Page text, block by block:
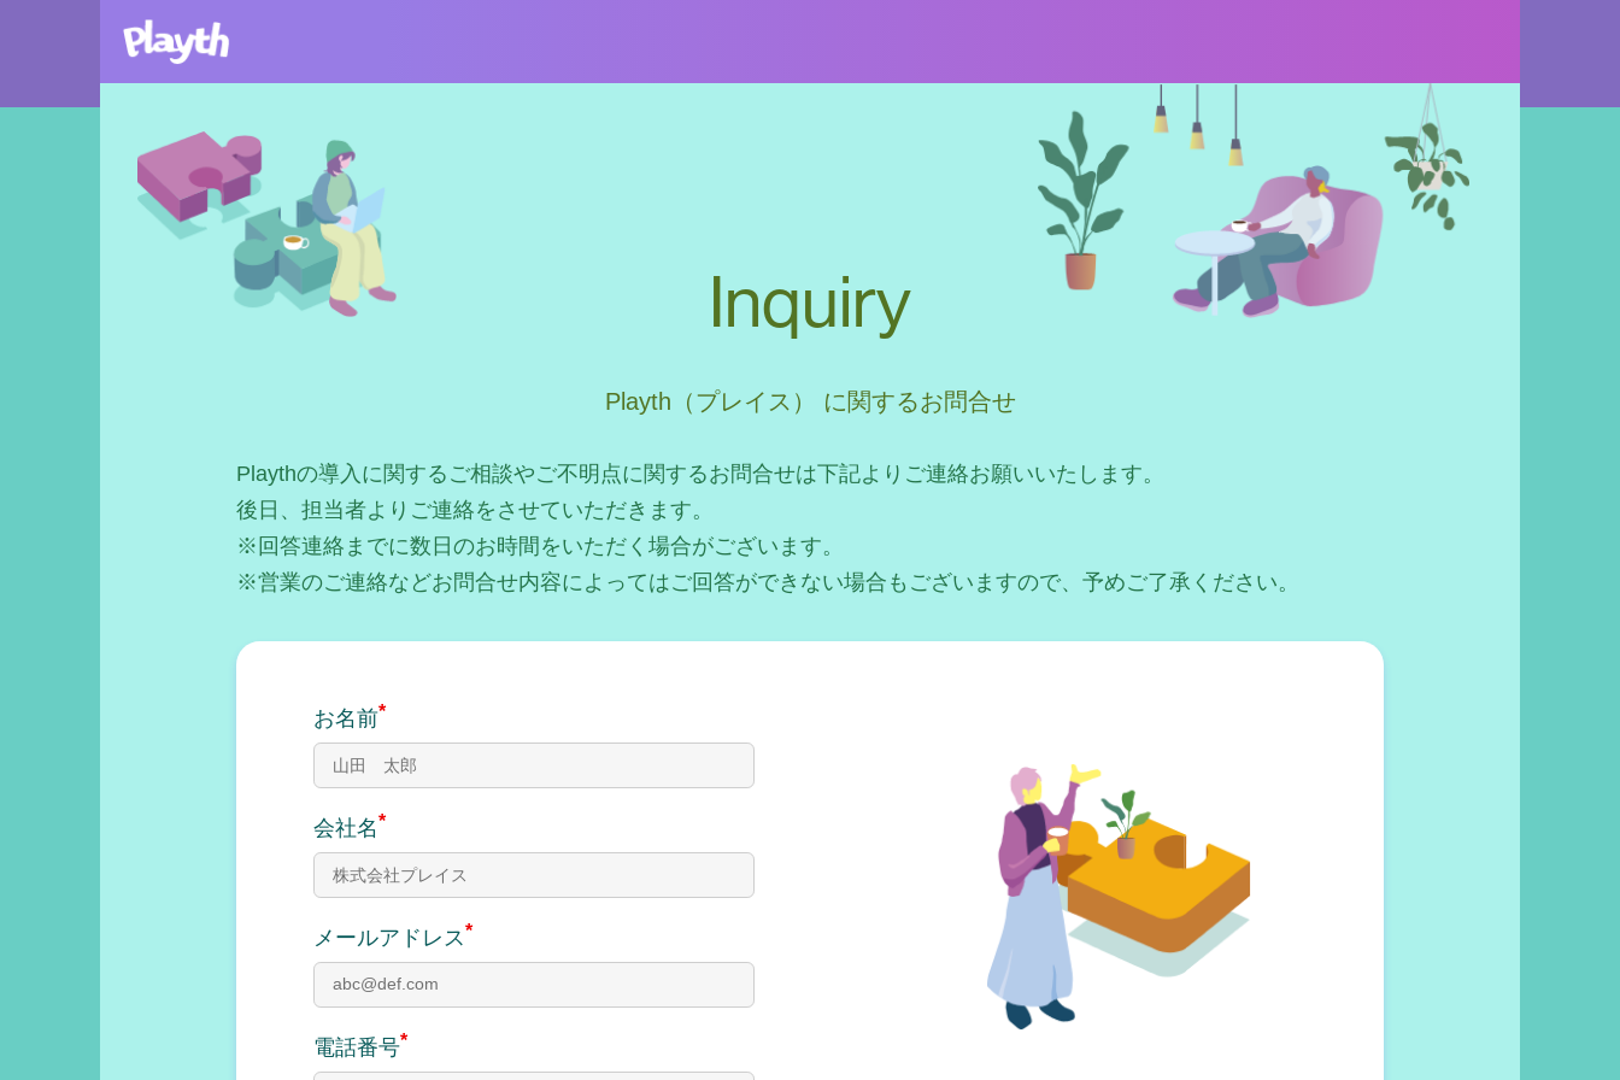
Inquiry
Playth（プレイス） に関するお問合せ
Playthの導入に関するご相談やご不明点に関するお問合せは下記よりご連絡お願いいたします。
後日、担当者よりご連絡をさせていただきます。
※回答連絡までに数日のお時間をいただく場合がございます。
※営業のご連絡などお問合せ内容によってはご回答ができない場合もございますので、予めご了承ください。
お名前*
会社名*
メールアドレス*
電話番号*